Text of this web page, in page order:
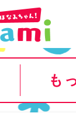
も